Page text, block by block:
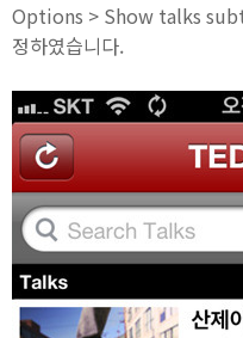
Options > Show talks
정하였습니다.